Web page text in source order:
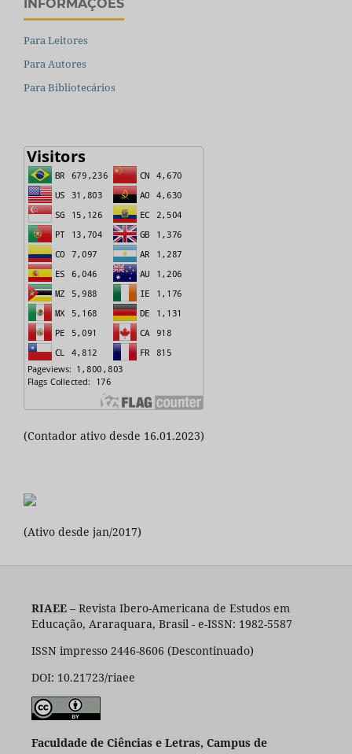
INFORMAÇÕES
Para Leitores
Para Autores
Para Bibliotecários
(Contador ativo desde 16.01.2023)
(Ativo desde jan/2017)
RIAEE– Revista Ibero-Americana de Estudos em
Educação, Araraquara, Brasil - e-ISSN: 1982-5587
ISSN impresso 2446-8606 (Descontinuado)
DOI: 10.21723/riaee
Faculdade de Ciências e Letras, Campus de